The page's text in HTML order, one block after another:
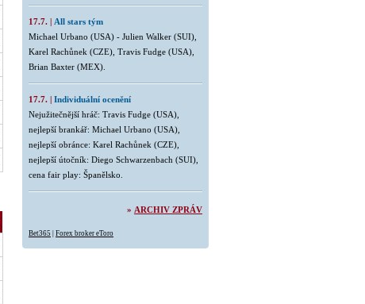
17.7. | All stars tým
Michael Urbano (USA) - Julien Walker (SUI),
Karel Rachůnek (CZE), Travis Fudge (USA),
Brian Baxter (MEX).
17.7. | Individuální ocenění
Nejužitečnější hráč: Travis Fudge (USA),
nejlepší brankář: Michael Urbano (USA),
nejlepší obránce: Karel Rachůnek (CZE),
nejlepší útočník: Diego Schwarzenbach (SUI),
cena fair play: Španělsko.
» ARCHIV ZPRÁV
Bet365 Forex broker eToro